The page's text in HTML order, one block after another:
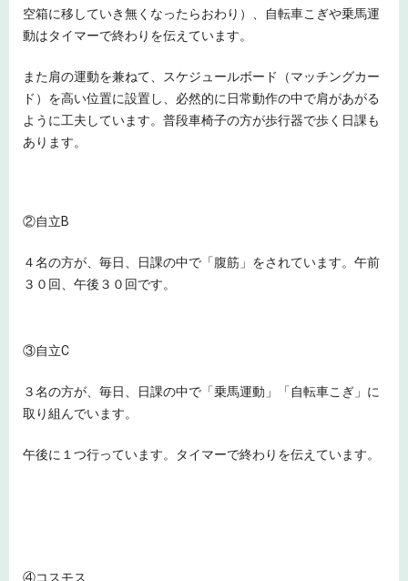
空箱に移していき無くなったらおわり）、自転車こぎや乗馬運
動はタイマーで終わりを伝えています。
また肩の運動を兼ねて、スケジュールボード（マッチングカー
ド）を高い位置に設置し、必然的に日常動作の中で肩があがる
ように工夫しています。普段車椅子の方が歩行器で歩く日課も
あります。
②自立B
４名の方が、毎日、日課の中で「腹筋」をされています。午前
３０回、午後３０回です。
③自立C
３名の方が、毎日、日課の中で「乗馬運動」「自転車こぎ」に
取り組んでいます。
午後に１つ行っています。タイマーで終わりを伝えています。
④コスモス